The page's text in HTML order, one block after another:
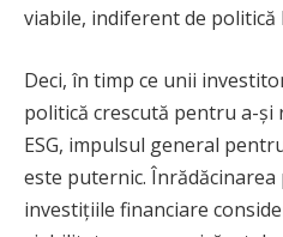
viabile, indiferent de politică
Deci, în timp ce unii
politică crescută pentru a-și
ESG, impulsul general
este puternic.
investițiile financiare